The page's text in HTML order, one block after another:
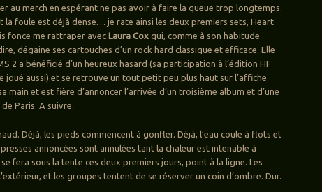
au merch en espérant ne pas avoir à faire la queue trop longtemps.
la foule est déjà dense… je rate ainsi les deux premiers sets, Heart
fonce me rattraper avec Laura Cox qui, comme à son habitude
dégaine ses cartouches d’un rock hard classique et efficace. Elle
2 a bénéficié d’un heureux hasard (sa participation à l’édition HF
joué aussi) et se retrouve un tout petit peu plus haut sur l’affiche.
main et est fière d’annoncer l’arrivée d’un troisième album et d’une
Paris. A suivre.
Déjà, les pieds commencent à gonfler. Déjà, l’eau coule à flots et
annoncées sont annulées tant la chaleur est intenable à
se fera sous la tente ces deux premiers jours, point à la ligne. Les
et les groupes tentent de se réserver un coin d’ombre. Dur.